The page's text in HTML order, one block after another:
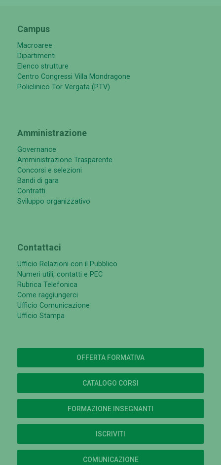
Campus
Macroaree
Dipartimenti
Elenco strutture
Centro Congressi Villa Mondragone
Policlinico Tor Vergata (PTV)
Amministrazione
Governance
Amministrazione Trasparente
Concorsi e selezioni
Bandi di gara
Contratti
Sviluppo organizzativo
Contattaci
Ufficio Relazioni con il Pubblico
Numeri utili, contatti e PEC
Rubrica Telefonica
Come raggiungerci
Ufficio Comunicazione
Ufficio Stampa
OFFERTA FORMATIVA
CATALOGO CORSI
FORMAZIONE INSEGNANTI
ISCRIVITI
COMUNICAZIONE